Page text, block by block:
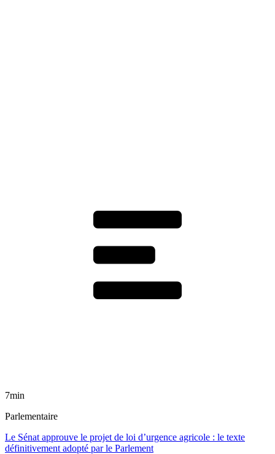
7min
Parlementaire
Le Sénat approuve le projet de loi d’urgence agricole : le texte
définitivement adopté par le Parlement